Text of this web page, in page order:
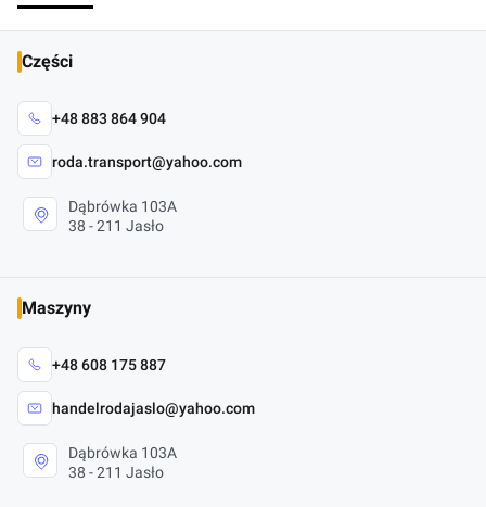
Części
+48 883 864 904
roda.transport@yahoo.com
Dąbrówka 103A
38 - 211 Jasło
Maszyny
+48 608 175 887
handelrodajaslo@yahoo.com
Dąbrówka 103A
38 - 211 Jasło